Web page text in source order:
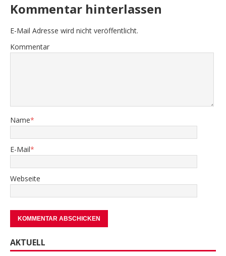
Kommentar hinterlassen
E-Mail Adresse wird nicht veröffentlicht.
Kommentar
Name*
E-Mail*
Webseite
AKTUELL